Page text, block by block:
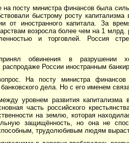
посту министра финансов была
быстрому росту
от иностранного капитала. За
возросла более чем на 1 млрд.
и торговлей. Россия
обвинения в разрушении
России иностранным
На посту министра
дела. Но с его именем
уровнем развития
часть российского
на землю, которая
защищённость, но она не
трудолюбивым людям